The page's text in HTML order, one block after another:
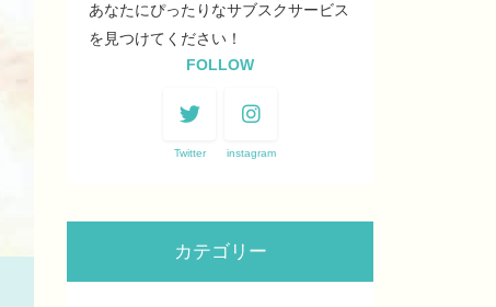
あなたにぴったりなサブスクサービス
を見つけてください！
FOLLOW
Twitter instagram
カテゴリー